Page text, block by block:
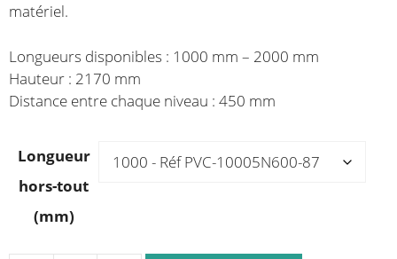
matériel.
Longueurs disponibles : 1000 mm – 2000 mm
Hauteur : 2170 mm
Distance entre chaque niveau : 450 mm
Longueur
hors-tout
(mm)